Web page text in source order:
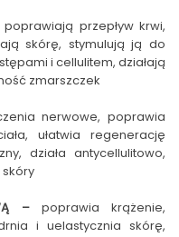
poprawiają przepływ krwi,
skórę, stymulują ją do
i cellulitem, działają
zmarszczek
nerwowe, poprawia
ułatwia regenerację
działa antycellulitowo,
– poprawia krążenie,
i uelastycznia skórę,